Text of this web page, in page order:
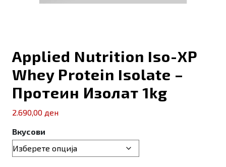
Applied Nutrition Iso-XP
Whey Protein Isolate –
Протеин Изолат 1kg
2.690,00 ден
Вкусови